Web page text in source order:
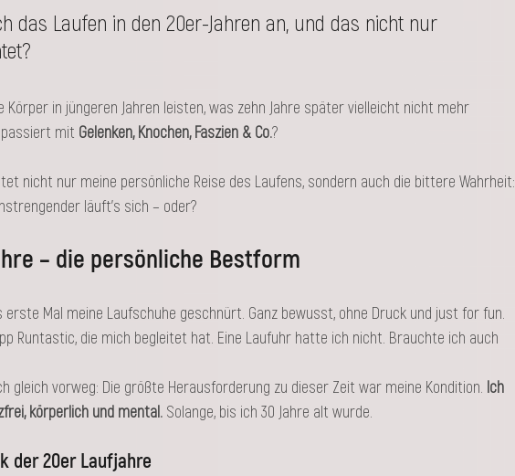
das Laufen in den 20er-Jahren an, und das nicht nur
Körper in jüngeren Jahren leisten, was zehn Jahre später vielleicht nicht mehr
mit Gelenken, Knochen, Faszien & Co.?
nicht nur meine persönliche Reise des Laufens, sondern auch die bittere Wahrheit:
läuft’s sich – oder?
– die persönliche Bestform
erste Mal meine Laufschuhe geschnürt. Ganz bewusst, ohne Druck und just for fun.
Runtastic, die mich begleitet hat. Eine Laufuhr hatte ich nicht. Brauchte ich auch
gleich vorweg: Die größte Herausforderung zu dieser Zeit war meine Kondition. Ich
körperlich und mental. Solange, bis ich 30 Jahre alt wurde.
der 20er Laufjahre